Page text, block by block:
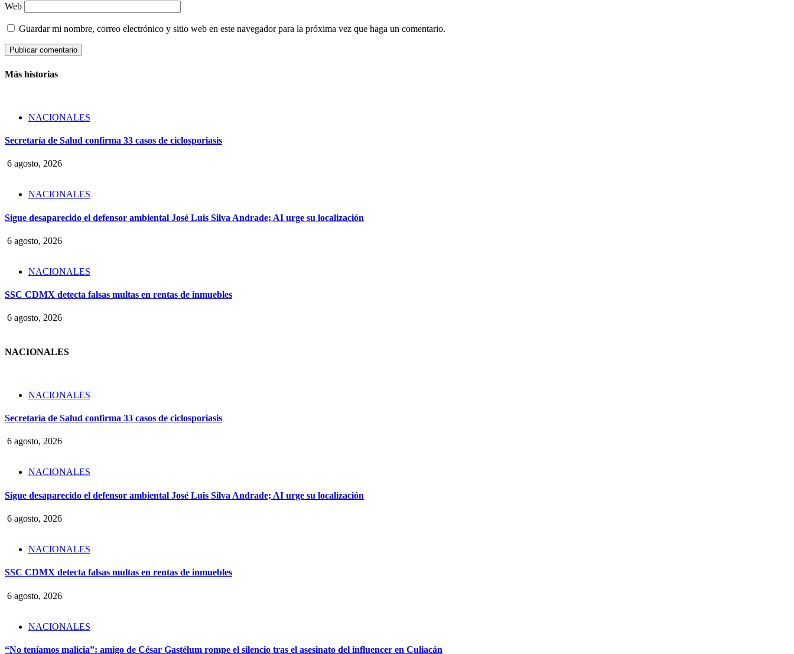
Web
Guardar mi nombre, correo electrónico y sitio web en este navegador para la próxima vez que haga un comentario.
Más historias
NACIONALES
Secretaría de Salud confirma 33 casos de ciclosporiasis
6 agosto, 2026
NACIONALES
Sigue desaparecido el defensor ambiental José Luis Silva Andrade; AI urge su localización
6 agosto, 2026
NACIONALES
SSC CDMX detecta falsas multas en rentas de inmuebles
6 agosto, 2026
NACIONALES
NACIONALES
Secretaría de Salud confirma 33 casos de ciclosporiasis
6 agosto, 2026
NACIONALES
Sigue desaparecido el defensor ambiental José Luis Silva Andrade; AI urge su localización
6 agosto, 2026
NACIONALES
SSC CDMX detecta falsas multas en rentas de inmuebles
6 agosto, 2026
NACIONALES
“No teníamos malicia”: amigo de César Gastélum rompe el silencio tras el asesinato del influencer en Culiacán